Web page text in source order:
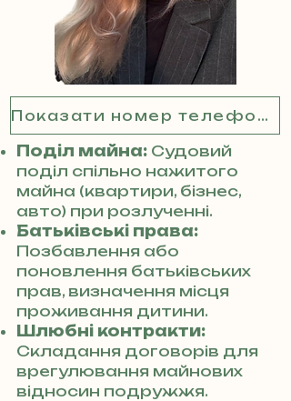
Показати номер телефону
Поділ майна: Судовий
поділ спільно нажитого
майна (квартири, бізнес,
авто) при розлученні.
Батьківські права:
Позбавлення або
поновлення батьківських
прав, визначення місця
проживання дитини.
Шлюбні контракти:
Складання договорів для
врегулювання майнових
відносин подружжя.